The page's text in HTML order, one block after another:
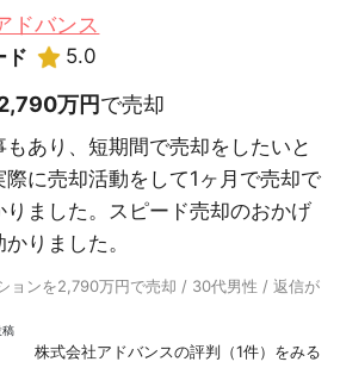
ドバンス
ド 5.0
万円で売却
あり、短期間で売却をしたいと
に売却活動をして1ヶ月で売却で
りました。スピード売却のおかげ
りました。
ョンを2,790万円で売却 / 30代男性 / 返信が
稿
株式会社アドバンスの評判（1件）をみる